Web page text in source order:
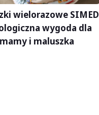
wielorazowe SIMED
wygoda dla
mamy i maluszka